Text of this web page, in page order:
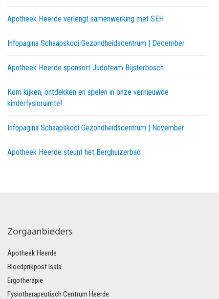
Apotheek Heerde verlengt samenwerking met SEH
Infopagina Schaapskooi Gezondheidscentrum | December
Apotheek Heerde sponsort Judoteam Bijsterbosch
Kom kijken, ontdekken en spelen in onze vernieuwde
kinderfysioruimte!
Infopagina Schaapskooi Gezondheidscentrum | November
Apotheek Heerde steunt het Berghuizerbad
Zorgaanbieders
Apotheek Heerde
Bloedprikpost Isala
Ergotherapie
Fysiotherapeutisch Centrum Heerde